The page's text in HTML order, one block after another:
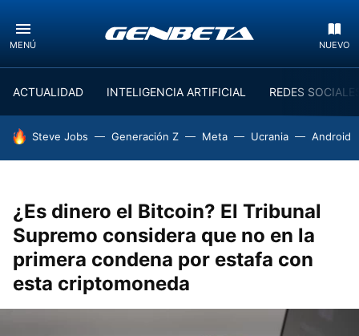
MENÚ NUEVO
ACTUALIDAD INTELIGENCIA ARTIFICIAL REDES
HOY SE HABLA DE
Steve Jobs Generación Z Meta Ucrania Android
¿Es dinero el Bitcoin? El Tribunal
Supremo considera que no en la
primera condena por estafa con
esta criptomoneda